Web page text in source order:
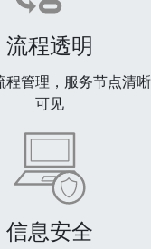
流程透明
程管理，服务节点清晰
可见
信息安全